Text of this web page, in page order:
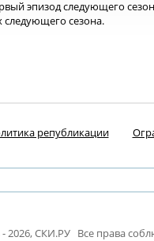
эпизод следующего
следующего сезона.
републикации
2026, СКИ.РУ Все права